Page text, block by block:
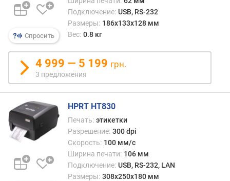
д
ж
е
н
и
й
т
и
п
м
а
Спросить
Подключение: USB, RS-232
Размеры: 186x133x128 мм
Вес: 0.8 кг
4 999 — 5 199 грн.
3 предложения
HPRT HT830
Печать: этикетки
Разрешение: 300 dpi
Скорость: 100 мм/с
Ширина печати: 106 мм
Подключение: USB, RS-232, LAN
Размеры: 308х250х180 мм